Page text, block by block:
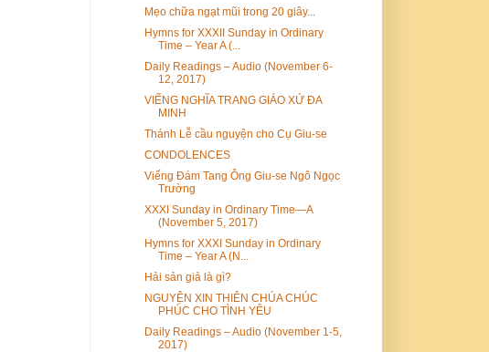
Mẹo chữa ngạt mũi trong 20 giây...
Hymns for XXXII Sunday in Ordinary
Time – Year A (...
Daily Readings – Audio (November 6-
12, 2017)
VIẾNG NGHĨA TRANG GIÁO XỨ ĐA
MINH
Thánh Lễ cầu nguyện cho Cụ Giu-se
CONDOLENCES
Viếng Đám Tang Ông Giu-se Ngô Ngọc
Trường
XXXI Sunday in Ordinary Time—A
(November 5, 2017)
Hymns for XXXI Sunday in Ordinary
Time – Year A (N...
Hải sản giả là gì?
NGUYỆN XIN THIÊN CHÚA CHÚC
PHÚC CHO TÌNH YÊU
Daily Readings – Audio (November 1-5,
2017)